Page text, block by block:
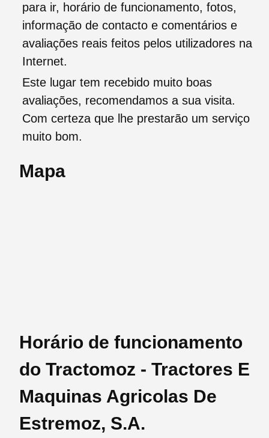
para ir, horário de funcionamento, fotos,
informação de contacto e comentários e
avaliações reais feitos pelos utilizadores na
Internet.
Este lugar tem recebido muito boas
avaliações, recomendamos a sua visita.
Com certeza que lhe prestarão um serviço
muito bom.
Mapa
Horário de funcionamento
do Tractomoz - Tractores E
Maquinas Agricolas De
Estremoz, S.A.